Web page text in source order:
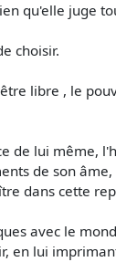
qu'elle juge
choisir.
libre , le
de lui
de son
dans cette
avec le
en lui